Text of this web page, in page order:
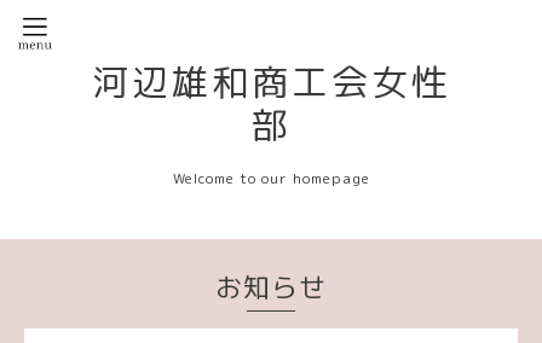
河辺雄和商工会女性
部
Welcome to our homepage
お知らせ